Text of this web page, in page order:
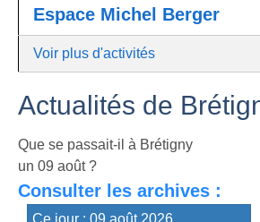
Espace Michel Berger
Voir plus d'activités
Actualités de
Que se passait-il à Brétigny
un 09 août ?
Consulter les archives :